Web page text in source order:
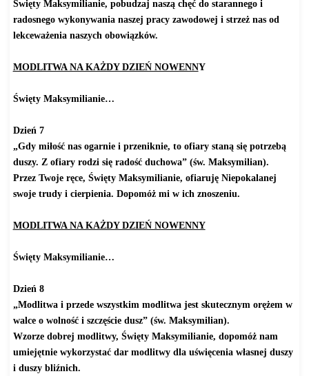
Święty Maksymilianie, pobudzaj naszą chęć do starannego i
radosnego wykonywania naszej pracy zawodowej i strzeż nas od
lekceważenia naszych obowiązków.
MODLITWA NA KAŻDY DZIEŃ NOWENNY
Święty Maksymilianie…
Dzień 7
„Gdy miłość nas ogarnie i przeniknie, to ofiary staną się potrzebą
duszy. Z ofiary rodzi się radość duchowa” (św. Maksymilian).
Przez Twoje ręce, Święty Maksymilianie, ofiaruję Niepokalanej
swoje trudy i cierpienia. Dopomóż mi w ich znoszeniu.
MODLITWA NA KAŻDY DZIEŃ NOWENNY
Święty Maksymilianie…
Dzień 8
„Modlitwa i przede wszystkim modlitwa jest skutecznym orężem w
walce o wolność i szczęście dusz” (św. Maksymilian).
Wzorze dobrej modlitwy, Święty Maksymilianie, dopomóż nam
umiejętnie wykorzystać dar modlitwy dla uświęcenia własnej duszy
i duszy bliźnich.